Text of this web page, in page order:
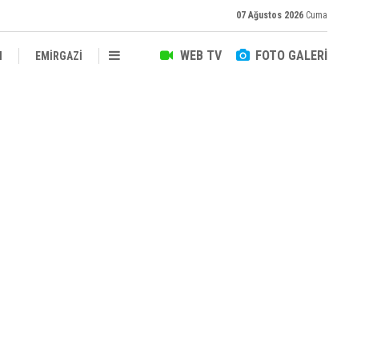
07 Ağustos 2026 Cuma
WEB TV FOTO GALERİ
EMİRGAZİ